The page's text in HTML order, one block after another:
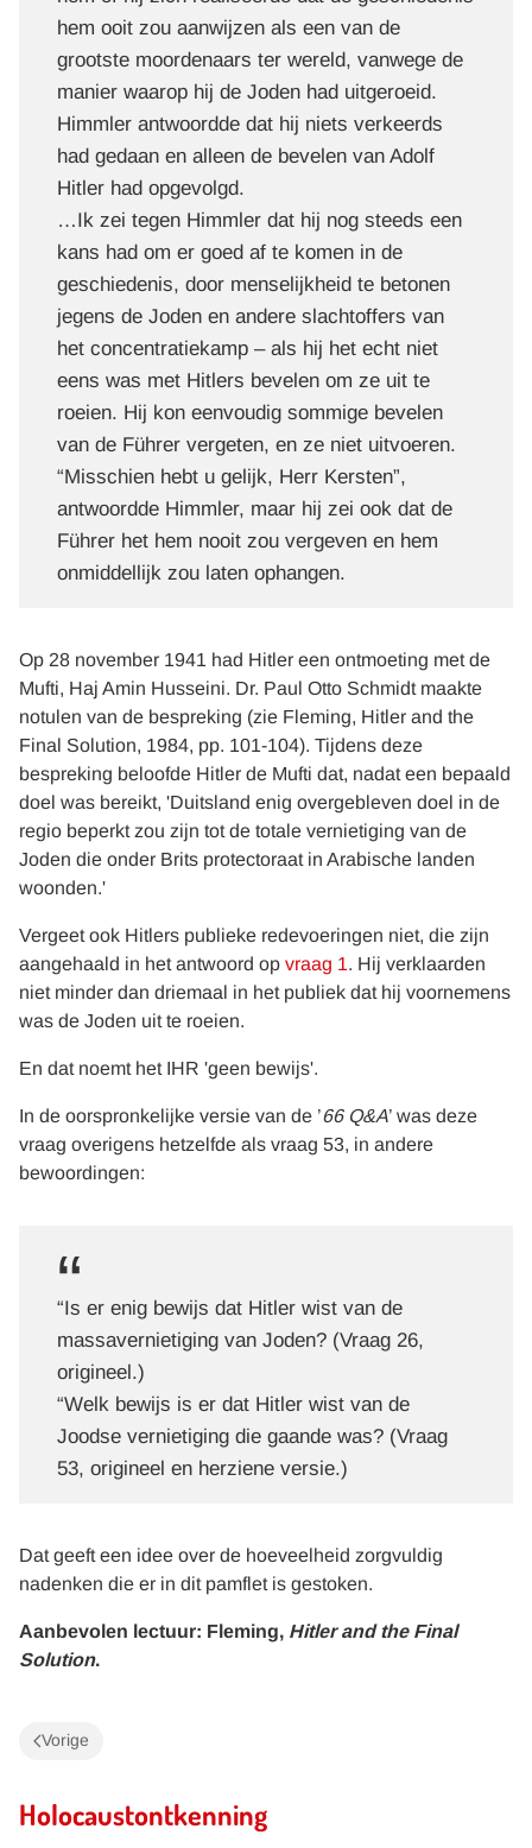
hem ooit zou aanwijzen als een van de
grootste moordenaars ter wereld, vanwege de
manier waarop hij de Joden had uitgeroeid.
Himmler antwoordde dat hij niets verkeerds
had gedaan en alleen de bevelen van Adolf
Hitler had opgevolgd.
…Ik zei tegen Himmler dat hij nog steeds een
kans had om er goed af te komen in de
geschiedenis, door menselijkheid te betonen
jegens de Joden en andere slachtoffers van
het concentratiekamp – als hij het echt niet
eens was met Hitlers bevelen om ze uit te
roeien. Hij kon eenvoudig sommige bevelen
van de Führer vergeten, en ze niet uitvoeren.
“Misschien hebt u gelijk, Herr Kersten”,
antwoordde Himmler, maar hij zei ook dat de
Führer het hem nooit zou vergeven en hem
onmiddellijk zou laten ophangen.
Op 28 november 1941 had Hitler een ontmoeting met de
Mufti, Haj Amin Husseini. Dr. Paul Otto Schmidt maakte
notulen van de bespreking (zie Fleming, Hitler and the
Final Solution, 1984, pp. 101-104). Tijdens deze
bespreking beloofde Hitler de Mufti dat, nadat een bepaald
doel was bereikt, 'Duitsland enig overgebleven doel in de
regio beperkt zou zijn tot de totale vernietiging van de
Joden die onder Brits protectoraat in Arabische landen
woonden.'
Vergeet ook Hitlers publieke redevoeringen niet, die zijn
aangehaald in het antwoord op vraag 1. Hij verklaarden
niet minder dan driemaal in het publiek dat hij voornemens
was de Joden uit te roeien.
En dat noemt het IHR 'geen bewijs'.
In de oorspronkelijke versie van de ’66 Q&A’ was deze
vraag overigens hetzelfde als vraag 53, in andere
bewoordingen:
“Is er enig bewijs dat Hitler wist van de
massavernietiging van Joden? (Vraag 26,
origineel.)
“Welk bewijs is er dat Hitler wist van de
Joodse vernietiging die gaande was? (Vraag
53, origineel en herziene versie.)
Dat geeft een idee over de hoeveelheid zorgvuldig
nadenken die er in dit pamflet is gestoken.
Aanbevolen lectuur: Fleming, Hitler and the Final
Solution.
Vorige
Holocaustontkenning